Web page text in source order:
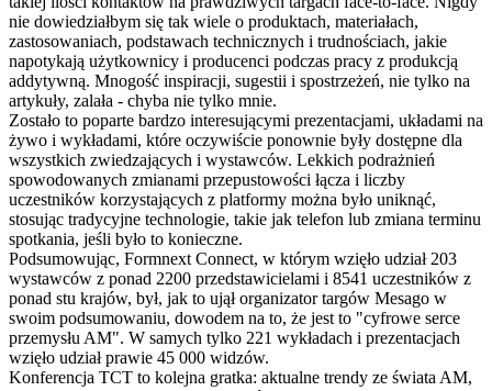
nie dowiedziałbym się tak wiele o produktach, materiałach,
zastosowaniach, podstawach technicznych i trudnościach, jakie
napotykają użytkownicy i producenci podczas pracy z produkcją
addytywną. Mnogość inspiracji, sugestii i spostrzeżeń, nie tylko na
artykuły, zalała - chyba nie tylko mnie.
Zostało to poparte bardzo interesującymi prezentacjami, układami na
żywo i wykładami, które oczywiście ponownie były dostępne dla
wszystkich zwiedzających i wystawców. Lekkich podrażnień
spowodowanych zmianami przepustowości łącza i liczby
uczestników korzystających z platformy można było uniknąć,
stosując tradycyjne technologie, takie jak telefon lub zmiana terminu
spotkania, jeśli było to konieczne.
Podsumowując, Formnext Connect, w którym wzięło udział 203
wystawców z ponad 2200 przedstawicielami i 8541 uczestników z
ponad stu krajów, był, jak to ujął organizator targów Mesago w
swoim podsumowaniu, dowodem na to, że jest to "cyfrowe serce
przemysłu AM". W samych tylko 221 wykładach i prezentacjach
wzięło udział prawie 45 000 widzów.
Konferencja TCT to kolejna gratka: aktualne trendy ze świata AM,